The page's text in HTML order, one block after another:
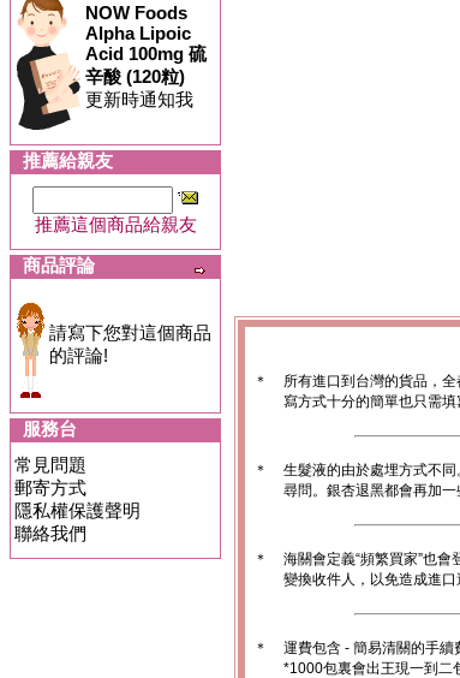
NOW Foods
Alpha Lipoic
Acid 100mg 硫
辛酸 (120粒)
更新時通知我
推薦給親友
推薦這個商品給親友
商品評論
請寫下您對這個商品
的評論!
服務台
常見問題
郵寄方式
隱私權保護聲明
聯絡我們
＊
所有進口到台灣的貨品，
寫方式十分的簡單也只需填
＊
生髮液的由於處埋方式不
尋問。銀杏退黑都會再加一
＊
海關會定義“頻繁買家”也
變換收件人，以免造成進
＊
運費包含 - 簡易清關的手
*1000包裏會出王現一到二